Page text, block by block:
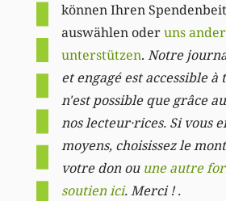
können Ihren
auswählen oderuns
unterstützen. Notre
et engagé est accessible à
n'est possible que grâce
nos lecteur·rices. Si vous
moyens, choisissez le
votre don ou une autre
soutien ici. Merci ! .